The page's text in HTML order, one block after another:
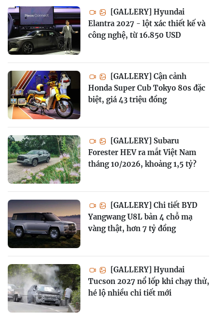
[GALLERY] Hyundai
Elantra 2027 - lột xác thiết kế và
công nghệ, từ 16.850 USD
[GALLERY] Cận cảnh
Honda Super Cub Tokyo 80s đặc
biệt, giá 43 triệu đồng
[GALLERY] Subaru
Forester HEV ra mắt Việt Nam
tháng 10/2026, khoảng 1,5 tỷ?
[GALLERY] Chi tiết BYD
Yangwang U8L bản 4 chỗ mạ
vàng thật, hơn 7 tỷ đồng
[GALLERY] Hyundai
Tucson 2027 nổ lốp khi chạy thử,
hé lộ nhiều chi tiết mới